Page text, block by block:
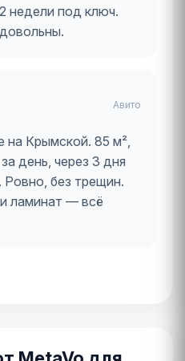
недели под ключ.
Авито
на Крымской. 85 м²,
день, через 3 дня
без трещин.
ламинат — всё